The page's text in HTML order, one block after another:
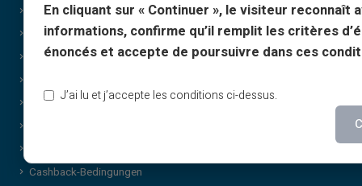
Nutzungsbedingungen
Cookie-Richtlinie
FAQ
Bedingungen – Empfehlungsprogramm
Cashback-Bedingungen
En cliquant sur « Continuer », le visiteur reconnaît
informations, confirme qu’il remplit les critères
énoncés et accepte de poursuivre dans ces
J’ai lu et j’accepte les conditions ci-dessus.